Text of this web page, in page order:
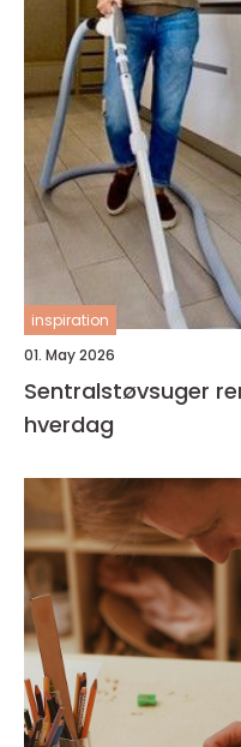
inspiration
01. May 2026
Sentralstøvsuger renere hjem og enklere
hverdag